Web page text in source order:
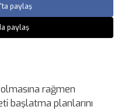
paylaş
paylaş
olmasına rağmen
başlatma planlarını